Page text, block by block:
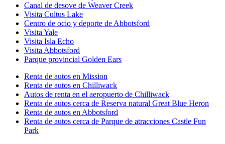
Canal de desove de Weaver Creek
Visita Cultus Lake
Centro de ocio y deporte de Abbotsford
Visita Yale
Visita Isla Echo
Visita Abbotsford
Parque provincial Golden Ears
Renta de autos en Mission
Renta de autos en Chilliwack
Autos de renta en el aeropuerto de Chilliwack
Renta de autos cerca de Reserva natural Great Blue Heron
Renta de autos en Abbotsford
Renta de autos cerca de Parque de atracciones Castle Fun
Park